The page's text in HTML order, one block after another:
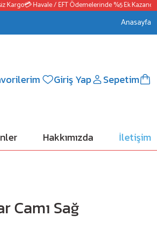
💳 Havale / EFT Ödemelerinde %5 Ek Kazanç
Anasayfa
Giriş Yap Sepetim
Hakkımızda İletişim
Camı Sağ